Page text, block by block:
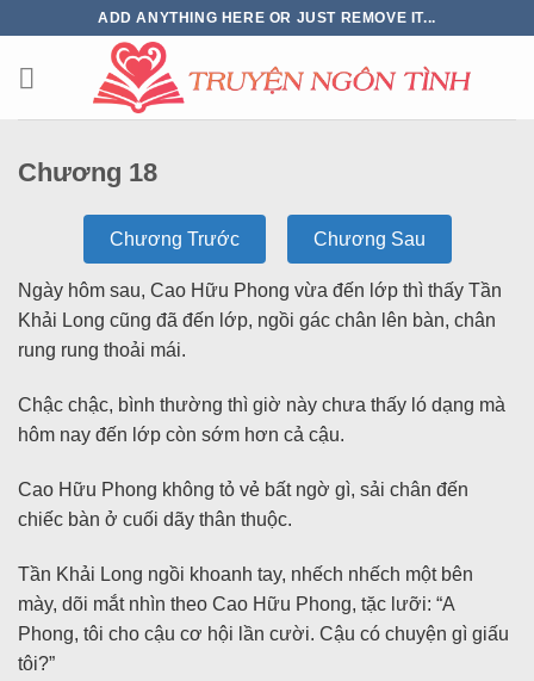
ADD ANYTHING HERE OR JUST REMOVE IT...
Chương 18
Chương Trước Chương Sau
Ngày hôm sau, Cao Hữu Phong vừa đến lớp thì thấy Tần
Khải Long cũng đã đến lớp, ngồi gác chân lên bàn, chân
rung rung thoải mái.
Chậc chậc, bình thường thì giờ này chưa thấy ló dạng mà
hôm nay đến lớp còn sớm hơn cả cậu.
Cao Hữu Phong không tỏ vẻ bất ngờ gì, sải chân đến
chiếc bàn ở cuối dãy thân thuộc.
Tần Khải Long ngồi khoanh tay, nhếch nhếch một bên
mày, dõi mắt nhìn theo Cao Hữu Phong, tặc lưỡi: “A
Phong, tôi cho cậu cơ hội lần cười. Cậu có chuyện gì giấu
tôi?”